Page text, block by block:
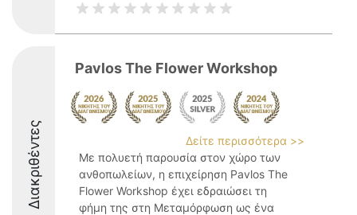
Διακριθέντες
Pavlos The Flower Workshop
Δείτε περισσότερα >>
Με πολυετή παρουσία στον χώρο των
ανθοπωλείων, η επιχείρηση Pavlos The
Flower Workshop έχει εδραιώσει τη
φήμη της στη Μεταμόρφωση ως ένα